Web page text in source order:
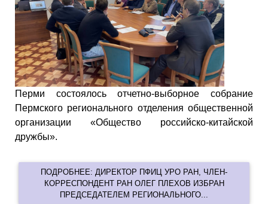
Перми состоялось отчетно-выборное собрание
Пермского регионального отделения общественной
организации «Общество российско-китайской
дружбы».
ПОДРОБНЕЕ: ДИРЕКТОР ПФИЦ УРО РАН, ЧЛЕН-
КОРРЕСПОНДЕНТ РАН ОЛЕГ ПЛЕХОВ ИЗБРАН
ПРЕДСЕДАТЕЛЕМ РЕГИОНАЛЬНОГО...